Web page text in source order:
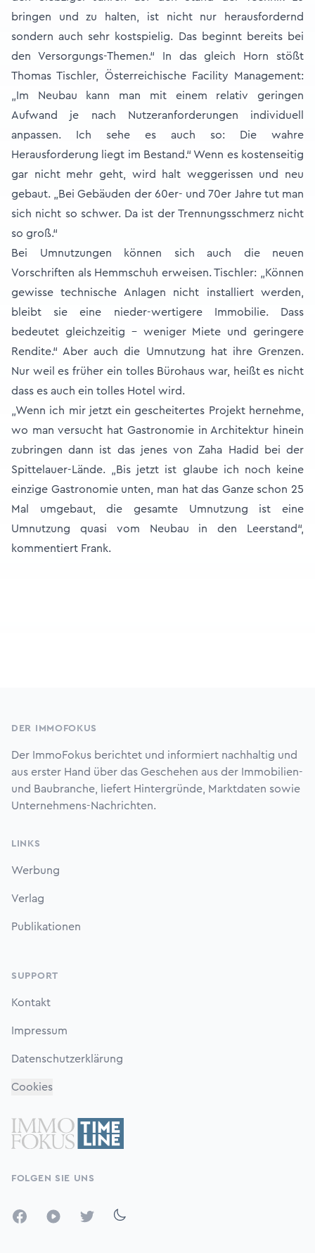
bringen und zu halten, ist nicht nur herausfordernd
sondern auch sehr kostspielig. Das beginnt bereits bei
den Versorgungs-Themen.“ In das gleich Horn stößt
Thomas Tischler, Österreichische Facility Management:
„Im Neubau kann man mit einem relativ geringen
Aufwand je nach Nutzeranforderungen individuell
anpassen. Ich sehe es auch so: Die wahre
Herausforderung liegt im Bestand.“ Wenn es kostenseitig
gar nicht mehr geht, wird halt weggerissen und neu
gebaut. „Bei Gebäuden der 60er- und 70er Jahre tut man
sich nicht so schwer. Da ist der Trennungsschmerz nicht
so groß.“
Bei Umnutzungen können sich auch die neuen
Vorschriften als Hemmschuh erweisen. Tischler: „Können
gewisse technische Anlagen nicht installiert werden,
bleibt sie eine nieder-wertigere Immobilie. Dass
bedeutet gleichzeitig – weniger Miete und geringere
Rendite.“ Aber auch die Umnutzung hat ihre Grenzen.
Nur weil es früher ein tolles Bürohaus war, heißt es nicht
dass es auch ein tolles Hotel wird.
„Wenn ich mir jetzt ein gescheitertes Projekt hernehme,
wo man versucht hat Gastronomie in Architektur hinein
zubringen dann ist das jenes von Zaha Hadid bei der
Spittelauer-Lände. „Bis jetzt ist glaube ich noch keine
einzige Gastronomie unten, man hat das Ganze schon 25
Mal umgebaut, die gesamte Umnutzung ist eine
Umnutzung quasi vom Neubau in den Leerstand“,
kommentiert Frank.
DER IMMOFOKUS
Der ImmoFokus berichtet und informiert nachhaltig und
aus erster Hand über das Geschehen aus der Immobilien-
und Baubranche, liefert Hintergründe, Marktdaten sowie
Unternehmens-Nachrichten.
LINKS
Werbung
Verlag
Publikationen
SUPPORT
Kontakt
Impressum
Datenschutzerklärung
Cookies
FOLGEN SIE UNS
FacebookYouTubeTwitter